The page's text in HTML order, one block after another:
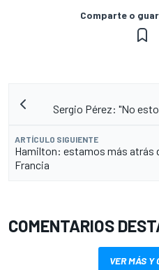
Comparte o
Sergio Pérez: "No
ARTÍCULO SIGUIENTE
Hamilton: estamos más atrás
Francia
COMENTARIOS
VER MÁS Y